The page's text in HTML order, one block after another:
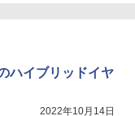
ハイブリッドイヤ
2022年10月14日